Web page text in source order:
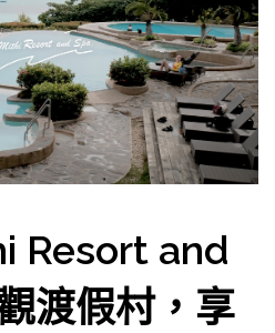
Resort and
渡假村，享